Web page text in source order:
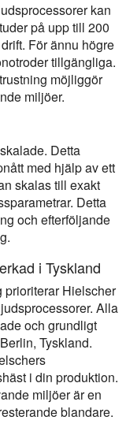
kan
på upp till 200
För ännu högre
tillgängliga.
möjliggör
miljöer.
Detta
med hjälp av ett
skalas till exakt
Detta
och efterföljande
i Tyskland
prioriterar Hielscher
Alla
och grundligt
Tyskland.
i din produktion.
miljöer är en
blandare.